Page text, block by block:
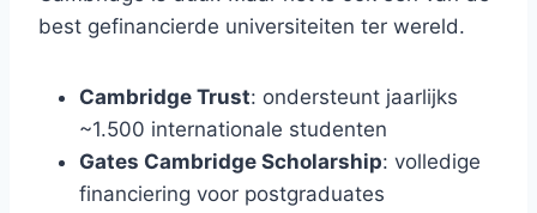
best gefinancierde universiteiten ter wereld.
Cambridge Trust: ondersteunt jaarlijks
~1.500 internationale studenten
Gates Cambridge Scholarship: volledige
financiering voor postgraduates